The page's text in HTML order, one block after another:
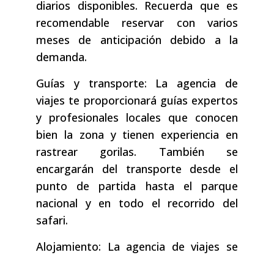
diarios disponibles. Recuerda que es
recomendable reservar con varios
meses de anticipación debido a la
demanda.
Guías y transporte: La agencia de
viajes te proporcionará guías expertos
y profesionales locales que conocen
bien la zona y tienen experiencia en
rastrear gorilas. También se
encargarán del transporte desde el
punto de partida hasta el parque
nacional y en todo el recorrido del
safari.
Alojamiento: La agencia de viajes se